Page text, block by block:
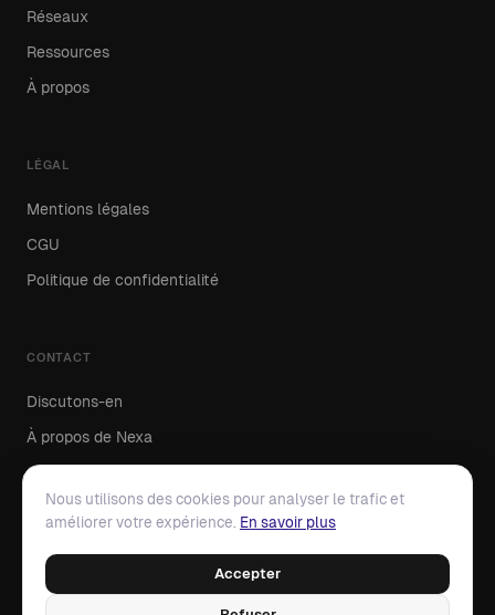
Réseaux
Ressources
À propos
LÉGAL
Mentions légales
CGU
Politique de confidentialité
CONTACT
Discutons-en
À propos de Nexa
Contactez-nous
© 2026 Nexa Capital · Tous droits réservés
Groupe média digital — Communautés · Sites thématiques ·
Nous utilisons des cookies pour analyser le trafic et
améliorer votre expérience. En savoir plus
Accepter